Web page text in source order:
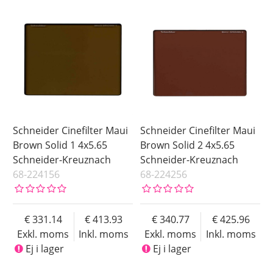
Schneider Cinefilter Maui
Brown Solid 1 4x5.65
Schneider-Kreuznach
68-224156
Exkl. moms
331.14
Inkl. moms
413.93
Ej i lager
Schneider Cinefilter Maui
Brown Solid 2 4x5.65
Schneider-Kreuznach
68-224256
Exkl. moms
340.77
Inkl. moms
425.96
Ej i lager